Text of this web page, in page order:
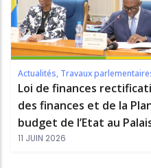
Actualités, Travaux
Loi de finances
des finances et de la
budget de l’Etat au
11 JUIN 2026